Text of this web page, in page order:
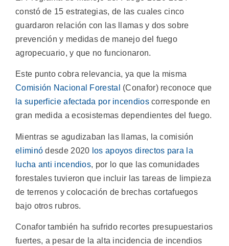
constó de 15 estrategias, de las cuales cinco
guardaron relación con las llamas y dos sobre
prevención y medidas de manejo del fuego
agropecuario, y que no funcionaron.
Este punto cobra relevancia, ya que la misma
Comisión Nacional Forestal
(Conafor) reconoce que
la superficie afectada por incendioscorresponde en
gran medida a ecosistemas dependientes del fuego.
Mientras se agudizaban las llamas, la comisión
eliminó desde 2020 los apoyos directos para la
lucha anti incendios, por lo que las comunidades
forestales tuvieron que incluir las tareas de limpieza
de terrenos y colocación de brechas cortafuegos
bajo otros rubros.
Conafor también ha sufrido recortes presupuestarios
fuertes, a pesar de la alta incidencia de incendios